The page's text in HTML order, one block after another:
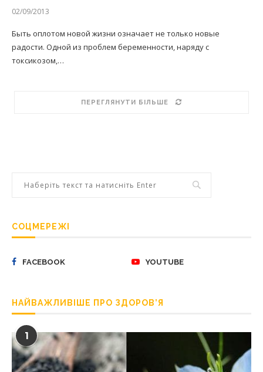
02/09/2013
Быть оплотом новой жизни означает не только новые
радости. Одной из проблем беременности, наряду с
токсикозом,…
ПЕРЕГЛЯНУТИ БІЛЬШЕ
СОЦМЕРЕЖІ
FACEBOOK YOUTUBE
НАЙВАЖЛИВІШЕ ПРО ЗДОРОВ’Я
1